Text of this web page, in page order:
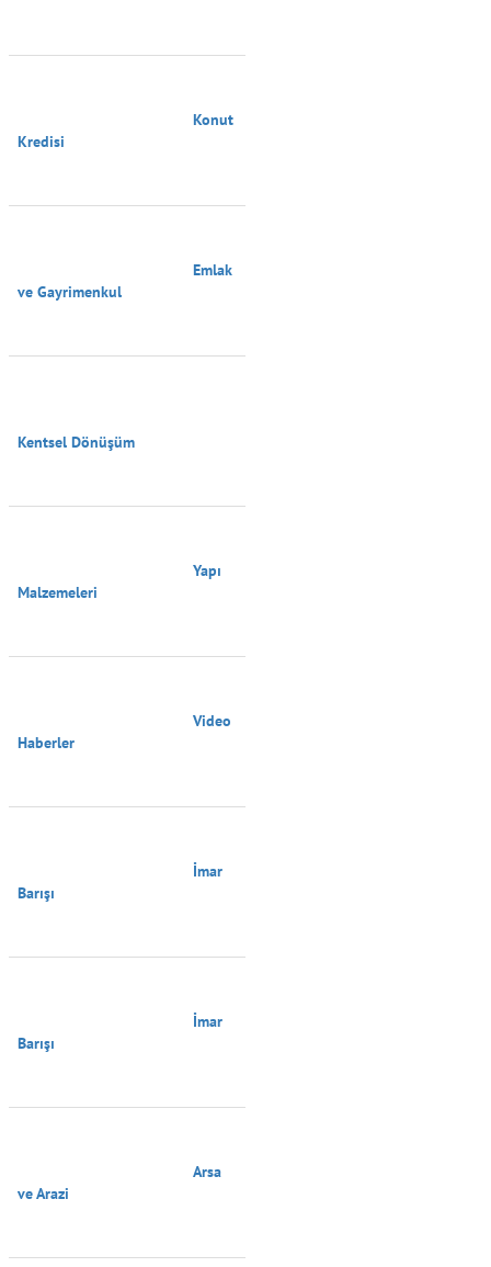
Kredisi
ve Gayrimenkul
Kentsel Dönüşüm
Malzemeleri
Haberler
Barışı
Barışı
ve Arazi